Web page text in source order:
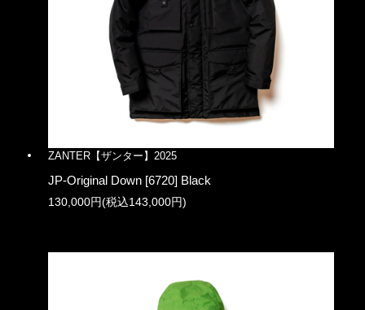
ZANTER【ザンター】2025
JP-Original Down [6720] Black
130,000円(税込143,000円)